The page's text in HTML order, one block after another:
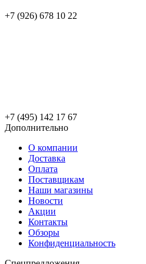
+7 (926) 678 10 22
+7 (495) 142 17 67
Дополнительно
О компании
Доставка
Оплата
Поставщикам
Наши магазины
Новости
Акции
Контакты
Обзоры
Конфиденциальность